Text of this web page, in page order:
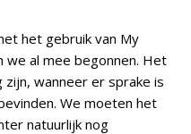
het gebruik van My
we al mee begonnen. Het
wanneer er sprake is
We moeten het
natuurlijk nog